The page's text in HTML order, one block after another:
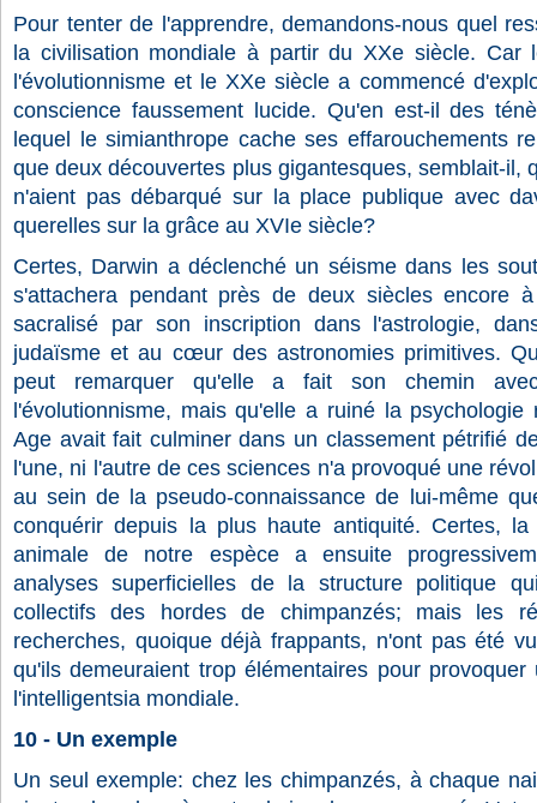
Pour tenter de l'apprendre, demandons-nous quel
la civilisation mondiale à partir du XXe siècle. Car
l'évolutionnisme et le XXe siècle a commencé
conscience faussement lucide. Qu'en est-il des
lequel le simianthrope cache ses effarouchements
que deux découvertes plus gigantesques, semblait-il,
n'aient pas débarqué sur la place publique avec
querelles sur la grâce au XVIe siècle?
Certes, Darwin a déclenché un séisme dans les
s'attachera pendant près de deux siècles encore
sacralisé par son inscription dans l'astrologie,
judaïsme et au cœur des astronomies primitives.
peut remarquer qu'elle a fait son chemin
l'évolutionnisme, mais qu'elle a ruiné la
Age avait fait culminer dans un classement pétrifié
l'une, ni l'autre de ces sciences n'a provoqué une
au sein de la pseudo-connaissance de lui-même
conquérir depuis la plus haute antiquité. Certes, la
animale de notre espèce a ensuite
analyses superficielles de la structure politique
collectifs des hordes de chimpanzés; mais les
recherches, quoique déjà frappants, n'ont pas été
qu'ils demeuraient trop élémentaires pour
l'intelligentsia mondiale.
10 - Un exemple
Un seul exemple: chez les chimpanzés, à chaque